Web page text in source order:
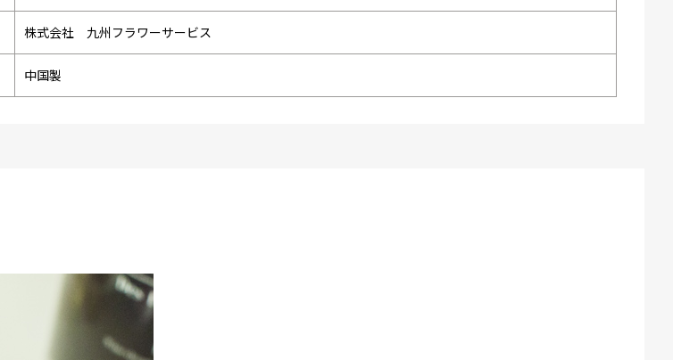
株式会社 九州フラワーサービス
中国製